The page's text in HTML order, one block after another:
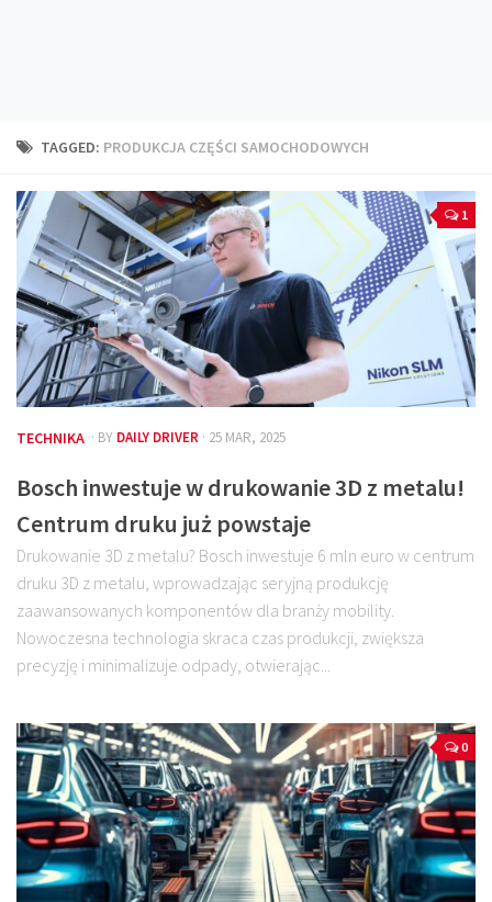
Technika jazdy
Kalkulatory
Przelicznik mocy
Auto z niemiec
Galerie
TAGGED: PRODUKCJA CZĘŚCI SAMOCHODOWYCH
1
TECHNIKA · BY DAILY DRIVER · 25 MAR, 2025
Bosch inwestuje w drukowanie 3D z metalu!
Centrum druku już powstaje
Drukowanie 3D z metalu? Bosch inwestuje 6 mln euro w centrum
druku 3D z metalu, wprowadzając seryjną produkcję
zaawansowanych komponentów dla branży mobility.
Nowoczesna technologia skraca czas produkcji, zwiększa
precyzję i minimalizuje odpady, otwierając...
0